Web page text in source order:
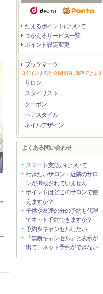
たまるポイントについて
つかえるサービス一覧
ポイント設定変更
ブックマーク
ログインすると会員情報に保存できます
サロン
スタイリスト
クーポン
ヘアスタイル
ネイルデザイン
よくある問い合わせ
スマート支払いについて
行きたいサロン・近隣のサロ
ンが掲載されていません
ポイントはどこのサロンで使
えますか？
子供や友達の分の予約も代理
でネット予約できますか？
予約をキャンセルしたい
「無断キャンセル」と表示が
出て、ネット予約ができない